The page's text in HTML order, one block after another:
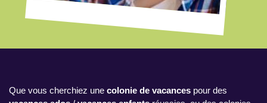
Que vous cherchiez une colonie de vacances pour des